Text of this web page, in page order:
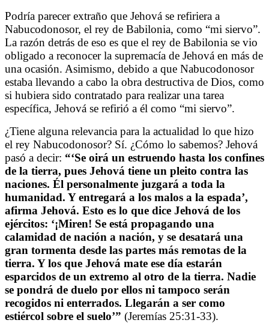
Podría parecer extraño que Jehová se refiriera a
Nabucodonosor, el rey de Babilonia, como “mi siervo”.
La razón detrás de eso es que el rey de Babilonia se vio
obligado a reconocer la supremacía de Jehová en más de
una ocasión. Asimismo, debido a que Nabucodonosor
estaba llevando a cabo la obra destructiva de Dios, como
si hubiera sido contratado para realizar una tarea
específica, Jehová se refirió a él como “mi siervo”.
¿Tiene alguna relevancia para la actualidad lo que hizo
el rey Nabucodonosor? Sí. ¿Cómo lo sabemos? Jehová
pasó a decir: “‘Se oirá un estruendo hasta los confines
de la tierra, pues Jehová tiene un pleito contra las
naciones. Él personalmente juzgará a toda la
humanidad. Y entregará a los malos a la espada’,
afirma Jehová. Esto es lo que dice Jehová de los
ejércitos: ‘¡Miren! Se está propagando una
calamidad de nación a nación, y se desatará una
gran tormenta desde las partes más remotas de la
tierra. Y los que Jehová mate ese día estarán
esparcidos de un extremo al otro de la tierra. Nadie
se pondrá de duelo por ellos ni tampoco serán
recogidos ni enterrados. Llegarán a ser como
estiércol sobre el suelo’” (Jeremías 25:31-33).